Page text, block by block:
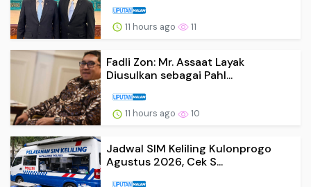
11 hours ago 11
Fadli Zon: Mr. Assaat Layak
Diusulkan sebagai Pahl...
11 hours ago 10
Jadwal SIM Keliling Kulonprogo
Agustus 2026, Cek S...